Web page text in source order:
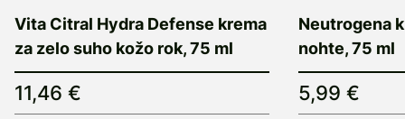
Vita Citral Hydra Defense krema
za zelo suho kožo rok, 75 ml
11,46 €
Neutrogena
nohte, 75 ml
5,99 €